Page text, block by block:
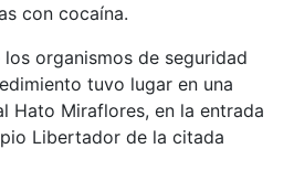
con cocaína.
organismos de seguridad
tuvo lugar en una
Hato Miraflores, en la entrada
Libertador de la citada